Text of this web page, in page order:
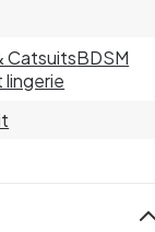
CatsuitsBDSM
lingerie